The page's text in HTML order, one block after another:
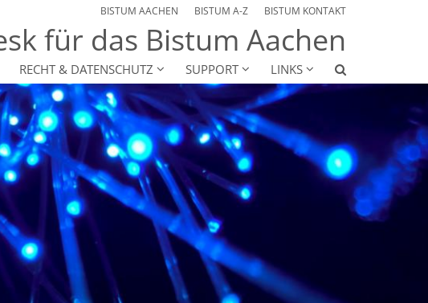
BISTUM AACHEN BISTUM A-Z BISTUM KONTAKT
für das Bistum Aachen
RECHT & DATENSCHUTZ SUPPORT LINKS